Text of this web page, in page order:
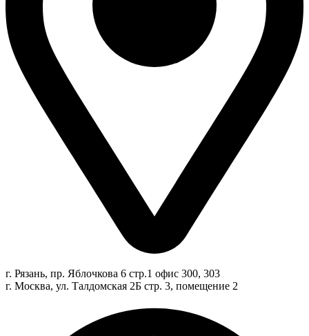
г. Рязань, пр. Яблочкова 6 стр.1 офис 300, 303
г. Москва, ул. Талдомская 2Б стр. 3, помещение 2